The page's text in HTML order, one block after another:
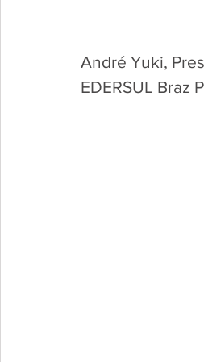
André Yuki,
EDERSUL Braz